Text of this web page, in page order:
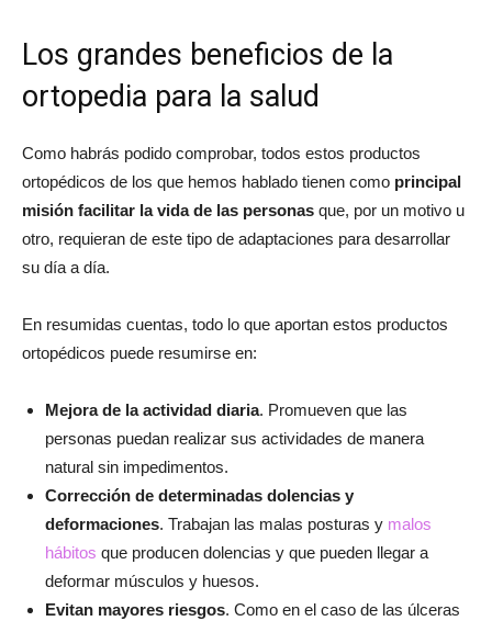
Los grandes beneficios de la
ortopedia para la salud
Como habrás podido comprobar, todos estos productos
ortopédicos de los que hemos hablado tienen como principal
misión facilitar la vida de las personas que, por un motivo u
otro, requieran de este tipo de adaptaciones para desarrollar
su día a día.
En resumidas cuentas, todo lo que aportan estos productos
ortopédicos puede resumirse en:
Mejora de la actividad diaria. Promueven que las
personas puedan realizar sus actividades de manera
natural sin impedimentos.
Corrección de determinadas dolencias y
deformaciones. Trabajan las malas posturas y malos
hábitos que producen dolencias y que pueden llegar a
deformar músculos y huesos.
Evitan mayores riesgos. Como en el caso de las úlceras